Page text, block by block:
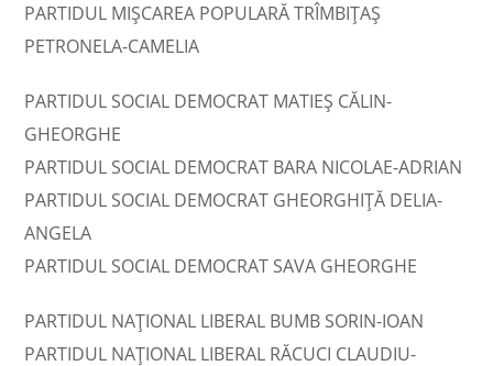
PARTIDUL MIȘCAREA POPULARĂ TRÎMBIŢAŞ
PETRONELA-CAMELIA
PARTIDUL SOCIAL DEMOCRAT MATIEŞ CĂLIN-
GHEORGHE
PARTIDUL SOCIAL DEMOCRAT BARA NICOLAE-ADRIAN
PARTIDUL SOCIAL DEMOCRAT GHEORGHIŢĂ DELIA-
ANGELA
PARTIDUL SOCIAL DEMOCRAT SAVA GHEORGHE
PARTIDUL NAȚIONAL LIBERAL BUMB SORIN-IOAN
PARTIDUL NAȚIONAL LIBERAL RĂCUCI CLAUDIU-